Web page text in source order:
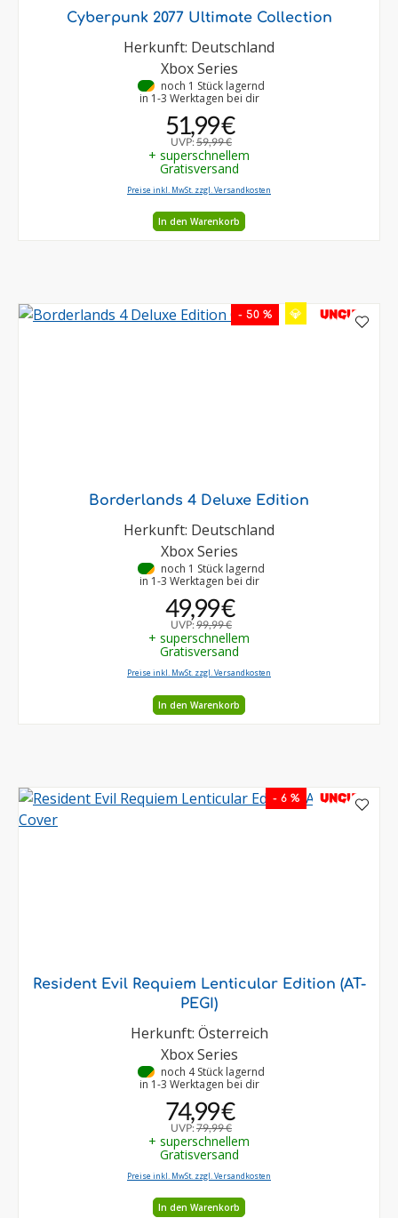
Cyberpunk 2077 Ultimate Collection
Herkunft: Deutschland
Xbox Series
noch 1 Stück lagernd
in 1-3 Werktagen bei dir
51,99 €
UVP: 59,99 €
+ superschnellem
Gratisversand
Preise inkl. MwSt. zzgl. Versandkosten
In den Warenkorb
- 50 % 💎 UNCUT
Borderlands 4 Deluxe Edition
Herkunft: Deutschland
Xbox Series
noch 1 Stück lagernd
in 1-3 Werktagen bei dir
49,99 €
UVP:99,99 €
+ superschnellem
Gratisversand
Preise inkl. MwSt. zzgl. Versandkosten
In den Warenkorb
- 6 % UNCUT
Resident Evil Requiem Lenticular Edition (AT-
PEGI)
Herkunft: Österreich
Xbox Series
noch 4 Stück lagernd
in 1-3 Werktagen bei dir
74,99 €
UVP: 79,99 €
+ superschnellem
Gratisversand
Preise inkl. MwSt. zzgl. Versandkosten
In den Warenkorb